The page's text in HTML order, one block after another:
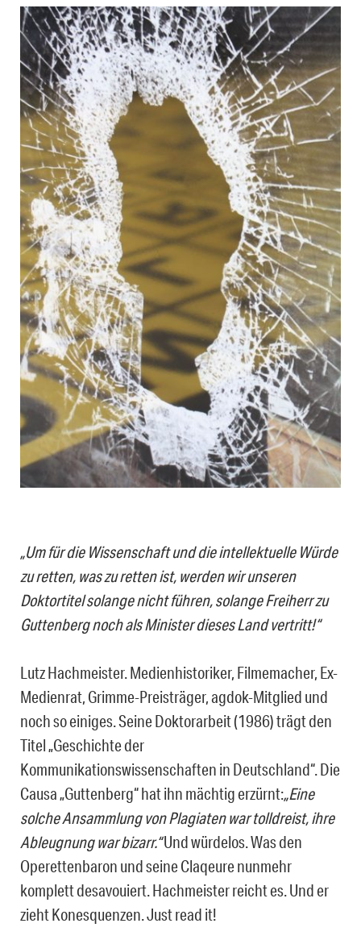
„Um für die Wissenschaft und die intellektuelle Würde
zu retten, was zu retten ist, werden wir unseren
Doktortitel solange nicht führen, solange Freiherr zu
Guttenberg noch als Minister dieses Land vertritt!“
Lutz Hachmeister. Medienhistoriker, Filmemacher, Ex-
Medienrat, Grimme-Preisträger, agdok-Mitglied und
noch so einiges. Seine Doktorarbeit (1986) trägt den
Titel „Geschichte der
Kommunikationswissenschaften in Deutschland“. Die
Causa „Guttenberg“ hat ihn mächtig erzürnt:„Eine
solche Ansammlung von Plagiaten war tolldreist, ihre
Ableugnung war bizarr.“Und würdelos. Was den
Operettenbaron und seine Claqeure nunmehr
komplett desavouiert. Hachmeister reicht es. Und er
zieht Konesquenzen. Just read it!